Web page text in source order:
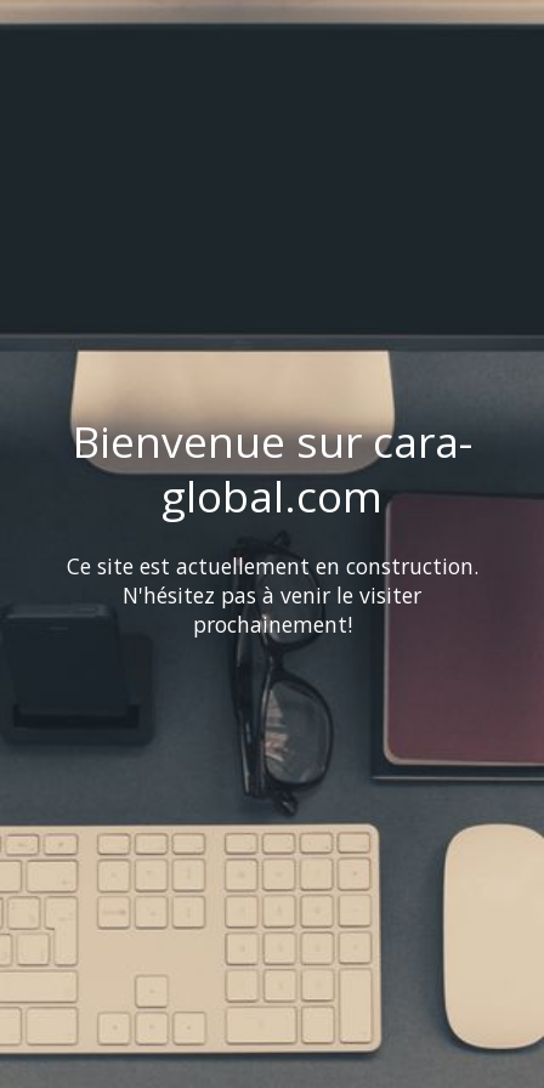
Bienvenue sur cara-
global.com
Ce site est actuellement en construction.
N'hésitez pas à venir le visiter
prochainement!